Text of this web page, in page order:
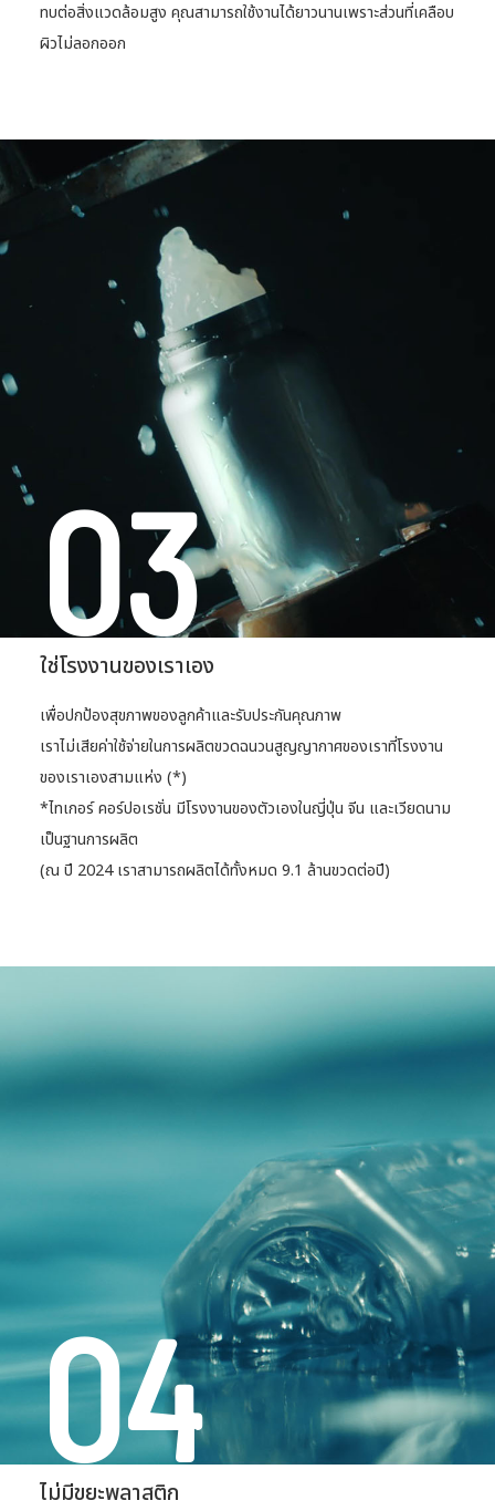
ทบต่อสิ่งแวดล้อมสูง คุณสามารถใช้งานได้ยาวนานเพราะส่วนที่เคลือบ
ผิวไม่ลอกออก
03
ใช่โรงงานของเราเอง
เพื่อปกป้องสุขภาพของลูกค้าและรับประกันคุณภาพ
เราไม่เสียค่าใช้จ่ายในการผลิตขวดฉนวนสูญญากาศของเราที่โรงงาน
ของเราเองสามแห่ง (*)
*ไทเกอร์ คอร์ปอเรชั่น มีโรงงานของตัวเองในญี่ปุ่น จีน และเวียดนาม
เป็นฐานการผลิต
(ณ ปี 2024 เราสามารถผลิตได้ทั้งหมด 9.1 ล้านขวดต่อปี)
04
ไม่มีขยะพลาสติก